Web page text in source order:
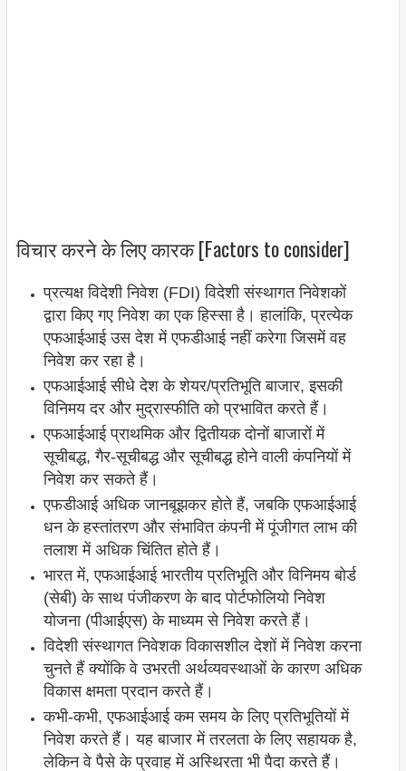
विचार करने के लिए कारक [Factors to consider]
प्रत्यक्ष विदेशी निवेश (FDI) विदेशी संस्थागत निवेशकों
द्वारा किए गए निवेश का एक हिस्सा है। हालांकि, प्रत्येक
एफआईआई उस देश में एफडीआई नहीं करेगा जिसमें वह
निवेश कर रहा है।
एफआईआई सीधे देश के शेयर/प्रतिभूति बाजार, इसकी
विनिमय दर और मुद्रास्फीति को प्रभावित करते हैं।
एफआईआई प्राथमिक और द्वितीयक दोनों बाजारों में
सूचीबद्ध, गैर-सूचीबद्ध और सूचीबद्ध होने वाली कंपनियों में
निवेश कर सकते हैं।
एफडीआई अधिक जानबूझकर होते हैं, जबकि एफआईआई
धन के हस्तांतरण और संभावित कंपनी में पूंजीगत लाभ की
तलाश में अधिक चिंतित होते हैं।
भारत में, एफआईआई भारतीय प्रतिभूति और विनिमय बोर्ड
(सेबी) के साथ पंजीकरण के बाद पोर्टफोलियो निवेश
योजना (पीआईएस) के माध्यम से निवेश करते हैं।
विदेशी संस्थागत निवेशक विकासशील देशों में निवेश करना
चुनते हैं क्योंकि वे उभरती अर्थव्यवस्थाओं के कारण अधिक
विकास क्षमता प्रदान करते हैं।
कभी-कभी, एफआईआई कम समय के लिए प्रतिभूतियों में
निवेश करते हैं। यह बाजार में तरलता के लिए सहायक है,
लेकिन वे पैसे के प्रवाह में अस्थिरता भी पैदा करते हैं।